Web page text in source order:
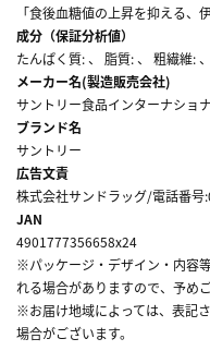
「食後血糖値の上昇を抑える
成分（保証分析値）
たんぱく質: 、 脂質: 、 粗繊維:
メーカー名(製造販売会社)
サントリー食品インターナショ
ブランド名
サントリー
広告文責
株式会社サンドラッグ/電話番
JAN
4901777356658x24
※パッケージ・デザイン・内容
れる場合がありますので、予め
※お届け地域によっては、表記
場合がございます。